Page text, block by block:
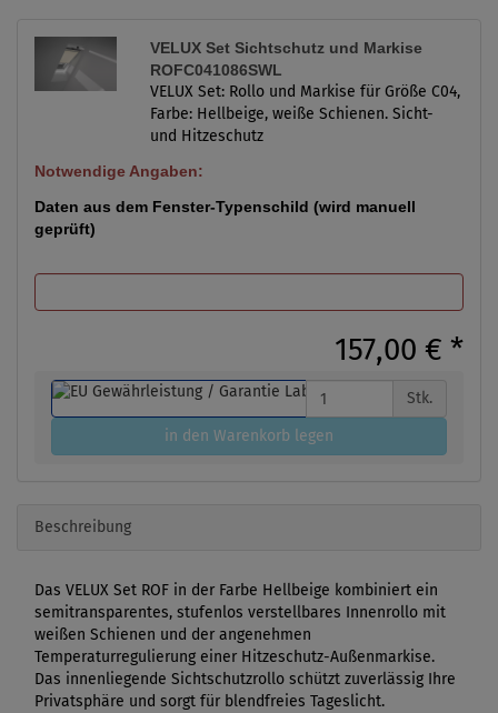
VELUX Set Sichtschutz und Markise
ROFC041086SWL
VELUX Set: Rollo und Markise für Größe C04,
Farbe: Hellbeige, weiße Schienen. Sicht-
und Hitzeschutz
Notwendige Angaben:
Daten aus dem Fenster-Typenschild (wird manuell
geprüft)
157,00 € *
Stk.
in den Warenkorb legen
Beschreibung
Das VELUX Set ROF in der Farbe Hellbeige kombiniert ein
semitransparentes, stufenlos verstellbares Innenrollo mit
weißen Schienen und der angenehmen
Temperaturregulierung einer Hitzeschutz-Außenmarkise.
Das innenliegende Sichtschutzrollo schützt zuverlässig Ihre
Privatsphäre und sorgt für blendfreies Tageslicht.